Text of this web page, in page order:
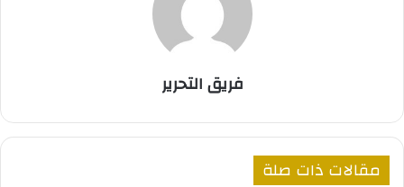
فريق التحرير
مقالات ذات صلة